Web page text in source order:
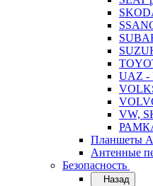
UAZ -
VW,
Планшеты
Антенные
Безопасность
Назад